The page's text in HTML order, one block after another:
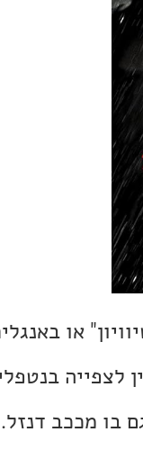
בו מככב דנזל.